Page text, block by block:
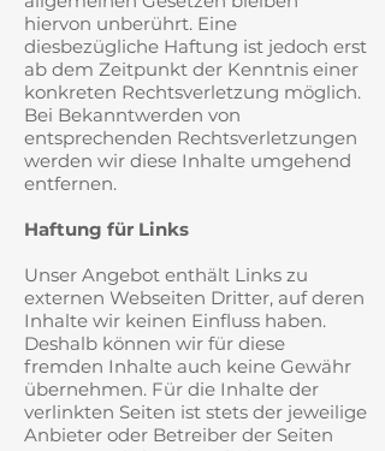
hiervon unberührt. Eine
diesbezügliche Haftung ist jedoch erst
ab dem Zeitpunkt der Kenntnis einer
konkreten Rechtsverletzung möglich.
Bei Bekanntwerden von
entsprechenden Rechtsverletzungen
werden wir diese Inhalte umgehend
entfernen.
Haftung für Links
Unser Angebot enthält Links zu
externen Webseiten Dritter, auf deren
Inhalte wir keinen Einfluss haben.
Deshalb können wir für diese
fremden Inhalte auch keine Gewähr
übernehmen. Für die Inhalte der
verlinkten Seiten ist stets der jeweilige
Anbieter oder Betreiber der Seiten